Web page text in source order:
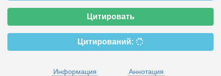
Цитировать
Цитирований:
Информация
Аннотация